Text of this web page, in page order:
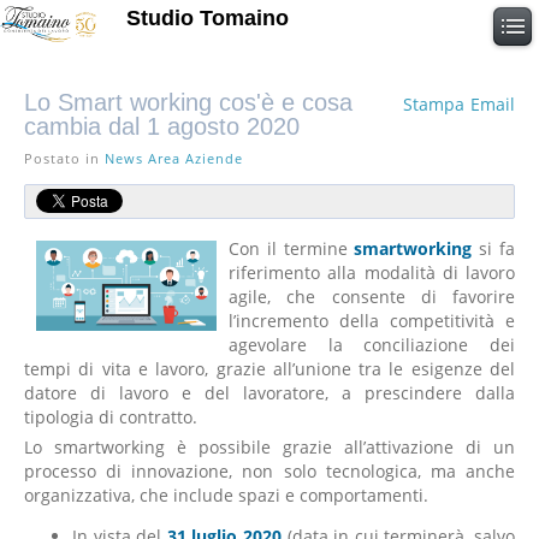
Studio Tomaino
Email
Stampa
Lo Smart working cos'è e cosa
cambia dal 1 agosto 2020
Postato in News Area Aziende
Con il terminesmartworking si fa
riferimento alla modalità di lavoro
agile, che consente di favorire
l’incremento della competitività e
agevolare la conciliazione dei
tempi di vita e lavoro, grazie all’unione tra le esigenze del
datore di lavoro e del lavoratore, a prescindere dalla
tipologia di contratto.
Lo smartworking è possibile grazie all’attivazione di un
processo di innovazione, non solo tecnologica, ma anche
organizzativa, che include spazi e comportamenti.